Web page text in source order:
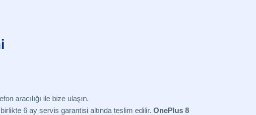
aracılığı ile bize ulaşın.
6 ay servis garantisi altında teslim edilir. OnePlus 8